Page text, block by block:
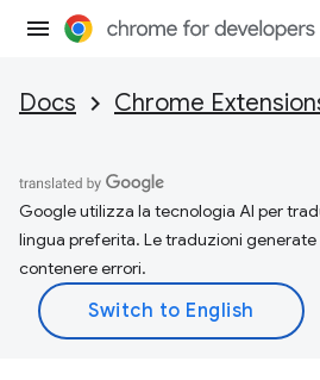
Docs Chrome
Google utilizza la tecnologia AI per
lingua preferita. Le traduzioni
contenere errori.